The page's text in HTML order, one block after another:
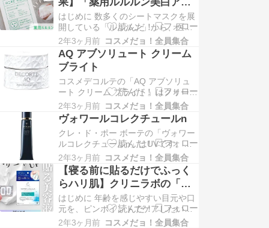
ン」がダブル配合。「シェイプメモ
リーゲル」、「ローズマリーエキス
W」や「エーデルワイスエキス」も
含まれていて美白とエイ…
ネ 4枚入」を徹底調査！うる
おい感やマスクのサイズ感な
ど
はじめに 数多くのシートマスクを展
開している「ルルルン」から、医薬
部外品のシートマスクが誕生したこ
とをご存じですか？ 抗炎症成分と美
白成分のダブル効果を期待できるマ
スクで、SNSでは「うるおってモチ
モチ肌に！」「これはまさに貼るフ
ェイスサプリ！」と評判は上々！ 突
然ニキビが現れた…
2年3ヶ月前 コスメだョ！全員集合
AQ アブソリュート クリーム
ブライト
コスメデコルテの「AQ アブソリュ
ート クリーム ブライト」はクリーム
です。夜に使うクリームで、美白と
エイジングケアに優れています。
「AQ アブソリュート クリーム ブラ
イト」はその成分に大きく2つの特徴
を持っています。女性にとって美白
とエイジングケアはとても気になる
悩みなので、…
2年3ヶ月前 コスメだョ！全員集合
ヴォワールコレクチュールn
クレ・ド・ポー ボーテの「ヴォワー
ルコレクチュールn」はUVです。
VOCEや美的など多数のメディアで
ベストコスメを受賞している話題の
アイテム。「ヴォワールコレクチュ
ールn」の特徴は「スキンケア効
果」、「美肌効果」そして「マルチ
ディフェンス機能」の3つです。肌が
ゆらぎがちな季節でも…
2年3ヶ月前 コスメだョ！全員集合
【寝る前に貼るだけでふっく
らハリ肌】クリニラボの「マ
イクロニードルパッチ」レビ
ュー！
はじめに 年齢を感じやすい目元や口
元を、ピンポイントでケアしたいと
思う方も多いのではないでしょう
2年3ヶ月前 コスメだョ！全員集合